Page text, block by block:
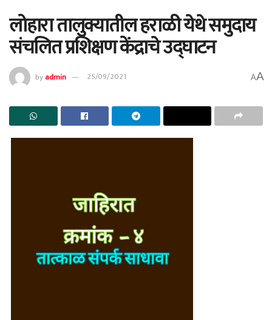
लोहारा तालुक्यातील हराळी येथे समुदाय
संचलित प्रशिक्षण केंद्राचे उद्घाटन
byadmin 25/09/2021 AA